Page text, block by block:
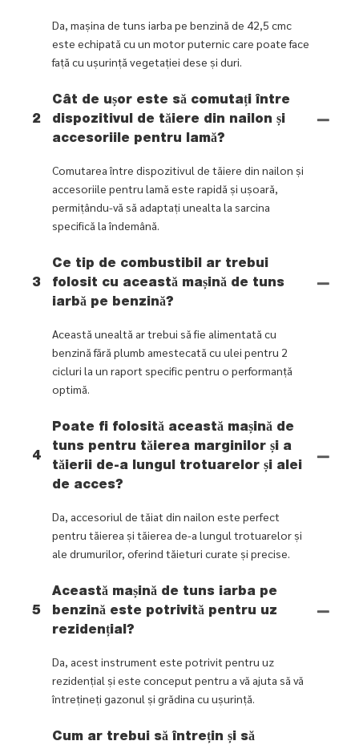
Da, mașina de tuns iarba pe benzină de 42,5 cmc
este echipată cu un motor puternic care poate face
față cu ușurință vegetației dese și duri.
2
Cât de ușor este să comutați între
dispozitivul de tăiere din nailon și
accesoriile pentru lamă?
Comutarea între dispozitivul de tăiere din nailon și
accesoriile pentru lamă este rapidă și ușoară,
permițându-vă să adaptați unealta la sarcina
specifică la îndemână.
3
Ce tip de combustibil ar trebui
folosit cu această mașină de tuns
iarbă pe benzină?
Această unealtă ar trebui să fie alimentată cu
benzină fără plumb amestecată cu ulei pentru 2
cicluri la un raport specific pentru o performanță
optimă.
4
Poate fi folosită această mașină de
tuns pentru tăierea marginilor și a
tăierii de-a lungul trotuarelor și alei
de acces?
Da, accesoriul de tăiat din nailon este perfect
pentru tăierea și tăierea de-a lungul trotuarelor și
ale drumurilor, oferind tăieturi curate și precise.
5
Această mașină de tuns iarba pe
benzină este potrivită pentru uz
rezidențial?
Da, acest instrument este potrivit pentru uz
rezidențial și este conceput pentru a vă ajuta să vă
întrețineți gazonul și grădina cu ușurință.
Cum ar trebui să întrețin și să